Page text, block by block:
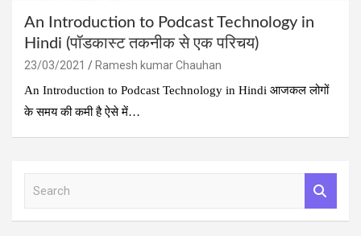
An Introduction to Podcast Technology in
Hindi (पॉडकास्ट तकनीक से एक परिचय)
23/03/2021
Ramesh kumar Chauhan
An Introduction to Podcast Technology in Hindi आजकल लोगों
के समय की कमी है ऐसे में…